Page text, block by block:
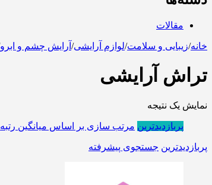
مقالات
خانه/زیبایی و سلامت/لوازم آرایشی/ آرایش چشم و ابرو
تراش آرایشی
نمایش یک نتیجه
پربازدیدترین مرتب سازی بر اساس میانگین رتبه
پربازدیدترین جستجوی پیشرفته